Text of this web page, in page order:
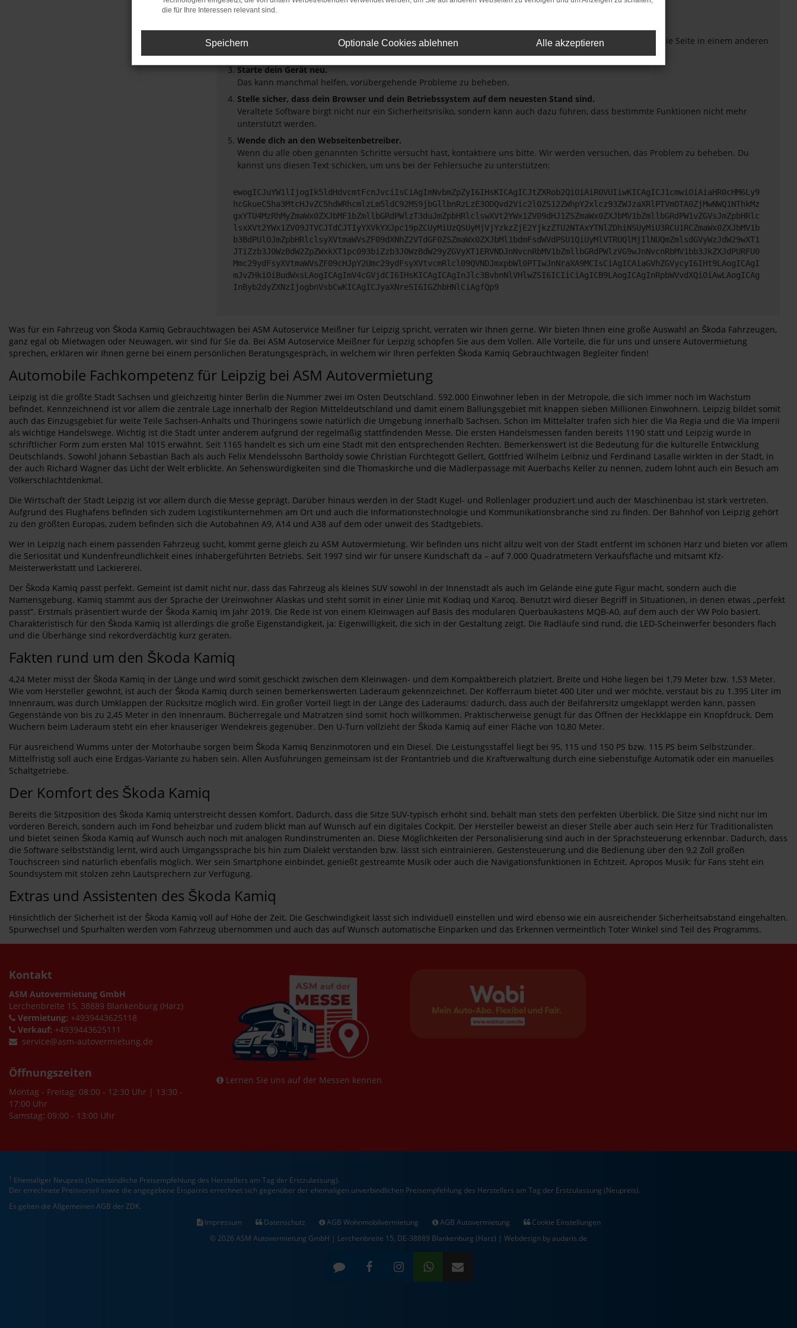
Laden andere Webseiten, zum Beispiel deine Suchmaschine?
Prüfe deine Browsererweiterungen.
Manche Erweiterungen, wie Werbeblocker, können das Laden bestimmter Seiten verhindern. Funktioniert die Seite in einem anderen
Browser oder in einem privaten Fenster?
Starte dein Gerät neu.
Das kann manchmal helfen, vorübergehende Probleme zu beheben.
Stelle sicher, dass dein Browser und dein Betriebssystem auf dem neuesten Stand sind.
Veraltete Software birgt nicht nur ein Sicherheitsrisiko, sondern kann auch dazu führen, dass bestimmte Funktionen nicht mehr
unterstützt werden.
Wende dich an den Webseitenbetreiber.
Wenn du alle oben genannten Schritte versucht hast, kontaktiere uns bitte. Wir werden versuchen, das Problem zu beheben. Du
kannst uns diesen Text schicken, um uns bei der Fehlersuche zu unterstützen:
ewogICJuYW1lIjogIk5ldHdvcmtFcnJvciIsCiAgImNvbmZpZyI6IHsKICAgICJtZXRob2QiOiAiR0VUIiwKICAgICJ1cmwiOiAiaHR0cHM6Ly9
hcGkueC5ha3MtcHJvZC5hdWRhcmlzLm5ldC92MS9jbGllbnRzLzE3ODQvd2Vic2l0ZS12ZWhpY2xlcz93ZWJzaXRlPTVmOTA0ZjMwNWQ1NThkMz
gxYTU4MzRhMyZmaWx0ZXJbMF1bZmllbGRdPWlzT3duJmZpbHRlclswXVt2YWx1ZV09dHJ1ZSZmaWx0ZXJbMV1bZmllbGRdPW1vZGVsJmZpbHRlc
lsxXVt2YWx1ZV09JTVCJTdCJTIyYXVkYXJpc19pZCUyMiUzQSUyMjVjYzkzZjE2YjkzZTU2NTAxYTNlZDhiNSUyMiU3RCU1RCZmaWx0ZXJbMV1b
b3BdPUlOJmZpbHRlclsyXVtmaWVsZF09dXNhZ2VTdGF0ZSZmaWx0ZXJbMl1bdmFsdWVdPSU1QiUyMlVTRUQlMjIlNUQmZmlsdGVyWzJdW29wXT1
JTiZzb3J0WzBdW2ZpZWxkXT1pc093biZzb3J0WzBdW29yZGVyXT1ERVNDJnNvcnRbMV1bZmllbGRdPWlzVG9wJnNvcnRbMV1bb3JkZXJdPURFU0
Mmc29ydFsyXVtmaWVsZF09cHJpY2Umc29ydFsyXVtvcmRlcl09QVNDJmxpbWl0PTIwJnNraXA9MCIsCiAgICAiaGVhZGVycyI6IHt9LAogICAgI
mJvZHkiOiBudWxsLAogICAgImV4cGVjdCI6IHsKICAgICAgInJlc3BvbnNlVHlwZSI6ICIiCiAgICB9LAogICAgInRpbWVvdXQiOiAwLAogICAg
InByb2dyZXNzIjogbnVsbCwKICAgICJyaXNreSI6IGZhbHNlCiAgfQp9
Was für ein Fahrzeug von Škoda Kamiq Gebrauchtwagen bei ASM Autoservice Meißner für Leipzig spricht, verraten wir Ihnen gerne. Wir bieten Ihnen eine große Auswahl an Škoda Fahrzeugen,
ganz egal ob Mietwagen oder Neuwagen, wir sind für Sie da. Bei ASM Autoservice Meißner für Leipzig schöpfen Sie aus dem Vollen. Alle Vorteile, die für uns und unsere Autovermietung
sprechen, erklären wir Ihnen gerne bei einem persönlichen Beratungsgespräch, in welchem wir Ihren perfekten Škoda Kamiq Gebrauchtwagen Begleiter finden!
Automobile Fachkompetenz für Leipzig bei ASM Autovermietung
Leipzig ist die größte Stadt Sachsen und gleichzeitig hinter Berlin die Nummer zwei im Osten Deutschland. 592.000 Einwohner leben in der Metropole, die sich immer noch im Wachstum
befindet. Kennzeichnend ist vor allem die zentrale Lage innerhalb der Region Mitteldeutschland und damit einem Ballungsgebiet mit knappen sieben Millionen Einwohnern. Leipzig bildet somit
auch das Einzugsgebiet für weite Teile Sachsen-Anhalts und Thüringens sowie natürlich die Umgebung innerhalb Sachsen. Schon im Mittelalter trafen sich hier die Via Regia und die Via Imperii
als wichtige Handelswege. Wichtig ist die Stadt unter anderem aufgrund der regelmäßig stattfindenden Messe. Die ersten Handelsmessen fanden bereits 1190 statt und Leipzig wurde in
schriftlicher Form zum ersten Mal 1015 erwähnt. Seit 1165 handelt es sich um eine Stadt mit den entsprechenden Rechten. Bemerkenswert ist die Bedeutung für die kulturelle Entwicklung
Deutschlands. Sowohl Johann Sebastian Bach als auch Felix Mendelssohn Bartholdy sowie Christian Fürchtegott Gellert, Gottfried Wilhelm Leibniz und Ferdinand Lasalle wirkten in der Stadt, in
der auch Richard Wagner das Licht der Welt erblickte. An Sehenswürdigkeiten sind die Thomaskirche und die Mädlerpassage mit Auerbachs Keller zu nennen, zudem lohnt auch ein Besuch am
Völkerschlachtdenkmal.
Die Wirtschaft der Stadt Leipzig ist vor allem durch die Messe geprägt. Darüber hinaus werden in der Stadt Kugel- und Rollenlager produziert und auch der Maschinenbau ist stark vertreten.
Aufgrund des Flughafens befinden sich zudem Logistikunternehmen am Ort und auch die Informationstechnologie und Kommunikationsbranche sind zu finden. Der Bahnhof von Leipzig gehört
zu den größten Europas, zudem befinden sich die Autobahnen A9, A14 und A38 auf dem oder unweit des Stadtgebiets.
Wer in Leipzig nach einem passenden Fahrzeug sucht, kommt gerne gleich zu ASM Autovermietung. Wir befinden uns nicht allzu weit von der Stadt entfernt im schönen Harz und bieten vor allem
die Seriosität und Kundenfreundlichkeit eines inhabergeführten Betriebs. Seit 1997 sind wir für unsere Kundschaft da – auf 7.000 Quadratmetern Verkaufsfläche und mitsamt Kfz-
Meisterwerkstatt und Lackiererei.
Der Škoda Kamiq passt perfekt. Gemeint ist damit nicht nur, dass das Fahrzeug als kleines SUV sowohl in der Innenstadt als auch im Gelände eine gute Figur macht, sondern auch die
Namensgebung. Kamiq stammt aus der Sprache der Ureinwohner Alaskas und steht somit in einer Linie mit Kodiaq und Karoq. Benutzt wird dieser Begriff in Situationen, in denen etwas „perfekt
passt“. Erstmals präsentiert wurde der Škoda Kamiq im Jahr 2019. Die Rede ist von einem Kleinwagen auf Basis des modularen Querbaukastens MQB-A0, auf dem auch der VW Polo basiert.
Charakteristisch für den Škoda Kamiq ist allerdings die große Eigenständigkeit, ja: Eigenwilligkeit, die sich in der Gestaltung zeigt. Die Radläufe sind rund, die LED-Scheinwerfer besonders flach
und die Überhänge sind rekordverdächtig kurz geraten.
Fakten rund um den Škoda Kamiq
4,24 Meter misst der Škoda Kamiq in der Länge und wird somit geschickt zwischen dem Kleinwagen- und dem Kompaktbereich platziert. Breite und Höhe liegen bei 1,79 Meter bzw. 1,53 Meter.
Wie vom Hersteller gewohnt, ist auch der Škoda Kamiq durch seinen bemerkenswerten Laderaum gekennzeichnet. Der Kofferraum bietet 400 Liter und wer möchte, verstaut bis zu 1.395 Liter im
Innenraum, was durch Umklappen der Rücksitze möglich wird. Ein großer Vorteil liegt in der Länge des Laderaums: dadurch, dass auch der Beifahrersitz umgeklappt werden kann, passen
Gegenstände von bis zu 2,45 Meter in den Innenraum. Bücherregale und Matratzen sind somit hoch willkommen. Praktischerweise genügt für das Öffnen der Heckklappe ein Knopfdruck. Dem
Wuchern beim Laderaum steht ein eher knauseriger Wendekreis gegenüber. Den U-Turn vollzieht der Škoda Kamiq auf einer Fläche von 10,80 Meter.
Für ausreichend Wumms unter der Motorhaube sorgen beim Škoda Kamiq Benzinmotoren und ein Diesel. Die Leistungsstaffel liegt bei 95, 115 und 150 PS bzw. 115 PS beim Selbstzünder.
Mittelfristig soll auch eine Erdgas-Variante zu haben sein. Allen Ausführungen gemeinsam ist der Frontantrieb und die Kraftverwaltung durch eine siebenstufige Automatik oder ein manuelles
Schaltgetriebe.
Der Komfort des Škoda Kamiq
Bereits die Sitzposition des Škoda Kamiq unterstreicht dessen Komfort. Dadurch, dass die Sitze SUV-typisch erhöht sind, behält man stets den perfekten Überblick. Die Sitze sind nicht nur im
vorderen Bereich, sondern auch im Fond beheizbar und zudem blickt man auf Wunsch auf ein digitales Cockpit. Der Hersteller beweist an dieser Stelle aber auch sein Herz für Traditionalisten
und bietet seinen Škoda Kamiq auf Wunsch auch noch mit analogen Rundinstrumenten an. Diese Möglichkeiten der Personalisierung sind auch in der Sprachsteuerung erkennbar. Dadurch, dass
die Software selbstständig lernt, wird auch Umgangssprache bis hin zum Dialekt verstanden bzw. lässt sich eintrainieren. Gestensteuerung und die Bedienung über den 9,2 Zoll großen
Touchscreen sind natürlich ebenfalls möglich. Wer sein Smartphone einbindet, genießt gestreamte Musik oder auch die Navigationsfunktionen in Echtzeit. Apropos Musik: für Fans steht ein
Soundsystem mit stolzen zehn Lautsprechern zur Verfügung.
Extras und Assistenten des Škoda Kamiq
Hinsichtlich der Sicherheit ist der Škoda Kamiq voll auf Höhe der Zeit. Die Geschwindigkeit lässt sich individuell einstellen und wird ebenso wie ein ausreichender Sicherheitsabstand eingehalten.
Spurwechsel und Spurhalten werden vom Fahrzeug übernommen und auch das auf Wunsch automatische Einparken und das Erkennen vermeintlich Toter Winkel sind Teil des Programms.
Kontakt
ASM Autovermietung GmbH
Lerchenbreite 15, 38889 Blankenburg (Harz)
Vermietung: +4939443625118
Verkauf: +4939443625111
service@asm-autovermietung.de
Öffnungszeiten
Montag - Freitag: 08:00 - 12:30 Uhr | 13:30 -
17:00 Uhr
Samstag: 09:00 - 13:00 Uhr
Lernen Sie uns auf der Messen kennen
1 Ehemaliger Neupreis (Unverbindliche Preisempfehlung des Herstellers am Tag der Erstzulassung).
Der errechnete Preisvorteil sowie die angegebene Ersparnis errechnet sich gegenüber der ehemaligen unverbindlichen Preisempfehlung des Herstellers am Tag der Erstzulassung (Neupreis).
Es gelten die Allgemeinen AGB der ZDK.
Impressum
Datenschutz AGB Wohnmobilvermietung AGB Autovermietung
Cookie Einstellungen
© 2026 ASM Autovermietung GmbH | Lerchenbreite 15, DE-38889 Blankenburg (Harz) | Webdesign by audaris.de
die für Ihre Interessen relevant sind.
Speichern Optionale Cookies ablehnen Alle akzeptieren